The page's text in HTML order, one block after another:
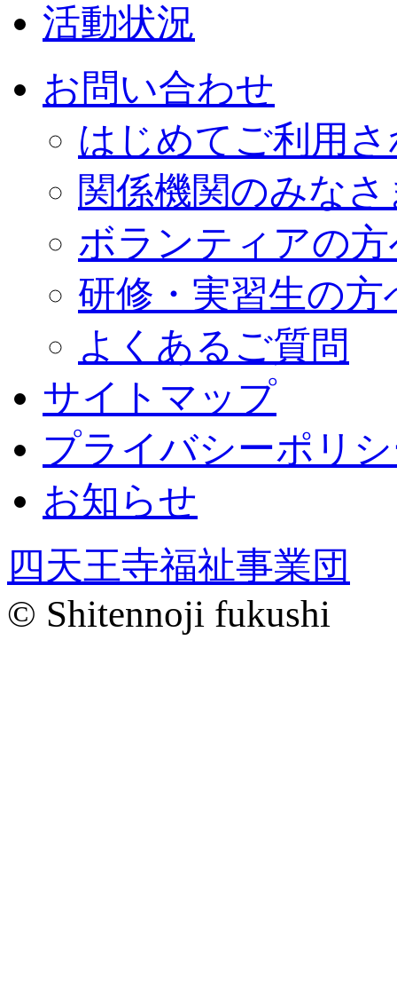
活動状況
お問い合わせ
はじめてご利用
関係機関のみな
ボランティアの
研修・実習生の方
よくあるご質問
サイトマップ
プライバシーポリ
お知らせ
四天王寺福祉事業団
© Shitennoji fukushi